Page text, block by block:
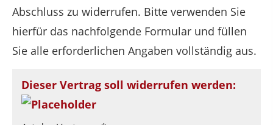
Abschluss zu widerrufen. Bitte verwenden Sie
hierfür das nachfolgende Formular und füllen
Sie alle erforderlichen Angaben vollständig aus.
Dieser Vertrag soll widerrufen werden: